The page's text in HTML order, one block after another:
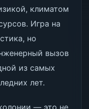
климатом
Игра на
но
вызов
из самых
лет.
— это не